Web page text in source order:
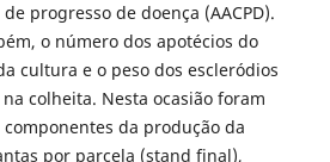
progresso de doença (AACPD).
o número dos apotécios do
cultura e o peso dos escleródios
colheita. Nesta ocasião foram
da produção da
por parcela (stand final),